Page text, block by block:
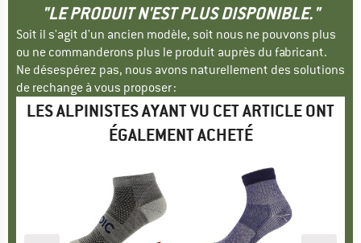
"LE PRODUIT N'EST PLUS DISPONIBLE."
Soit il s'agit d'un ancien modèle, soit nous ne pouvons plus
ou ne commanderons plus le produit auprès du fabricant.
Ne désespérez pas, nous avons naturellement des solutions
de rechange à vous proposer :
LES ALPINISTES AYANT VU CET ARTICLE ONT
ÉGALEMENT ACHETÉ